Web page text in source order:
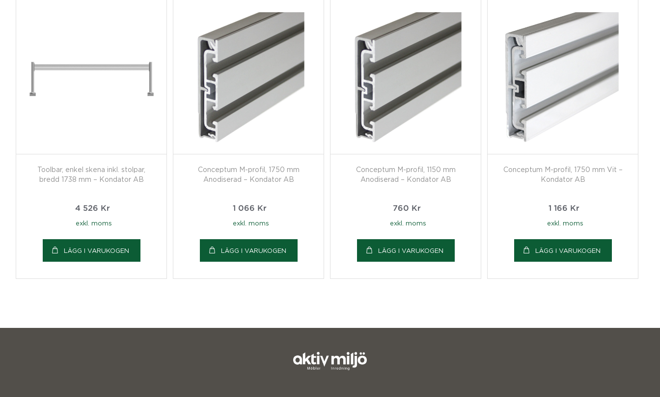
Toolbar, enkel skena inkl. stolpar,
bredd 1738 mm – Kondator AB
4 526 Kr
exkl. moms
LÄGG I VARUKOGEN
Conceptum M-profil, 1750 mm
Anodiserad – Kondator AB
1 066 Kr
exkl. moms
LÄGG I VARUKOGEN
Conceptum M-profil, 1150 mm
Anodiserad – Kondator AB
760 Kr
exkl. moms
LÄGG I VARUKOGEN
Conceptum M-profil, 1750 mm Vit –
Kondator AB
1 166 Kr
exkl. moms
LÄGG I VARUKOGEN